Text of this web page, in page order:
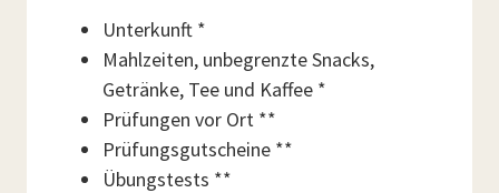
Unterkunft *
Mahlzeiten, unbegrenzte Snacks,
Getränke, Tee und Kaffee *
Prüfungen vor Ort **
Prüfungsgutscheine **
Übungstests **